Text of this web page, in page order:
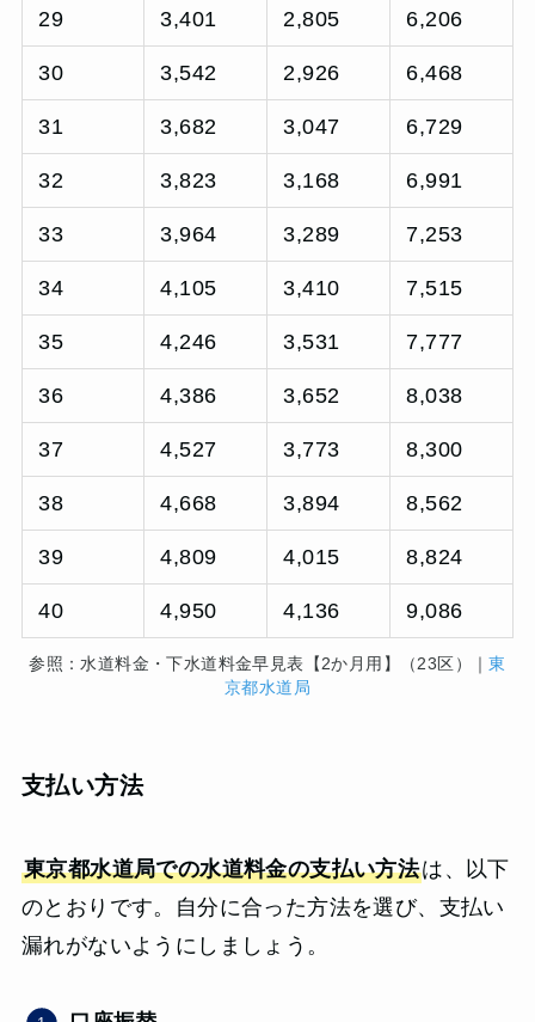
29 3,401 2,805 6,206
30 3,542 2,926 6,468
31 3,682 3,047 6,729
32 3,823 3,168 6,991
33 3,964 3,289 7,253
34 4,105 3,410 7,515
35 4,246 3,531 7,777
36 4,386 3,652 8,038
37 4,527 3,773 8,300
38 4,668 3,894 8,562
39 4,809 4,015 8,824
40 4,950 4,136 9,086
参照：水道料金・下水道料金早見表【2か月用】（23区）｜東
京都水道局
支払い方法
東京都水道局での水道料金の支払い方法は、以下
のとおりです。自分に合った方法を選び、支払い
漏れがないようにしましょう。